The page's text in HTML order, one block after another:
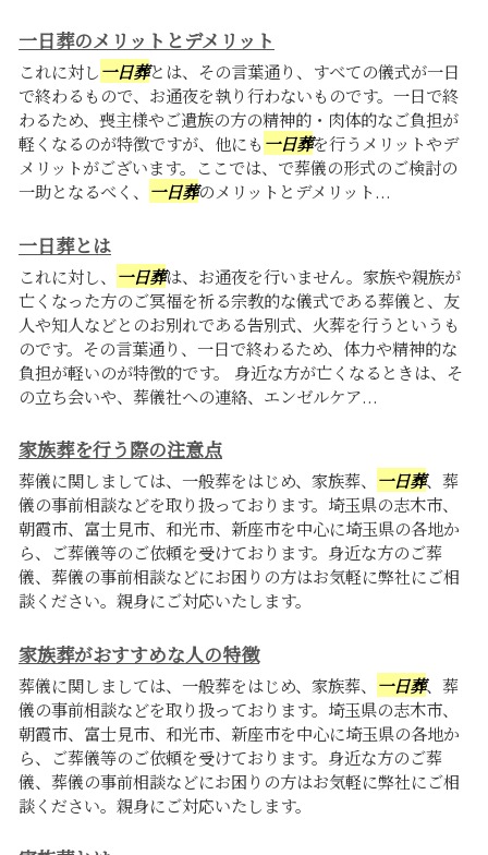
一日葬のメリットとデメリット
これに対し一日葬とは、その言葉通り、すべての儀式が一日
で終わるもので、お通夜を執り行わないものです。一日で終
わるため、喪主様やご遺族の方の精神的・肉体的なご負担が
軽くなるのが特徴ですが、他にも 一日葬を行うメリットやデ
メリットがございます。ここでは、で葬儀の形式のご検討の
一助となるべく、 一日葬のメリットとデメリット...
一日葬とは
これに対し、 一日葬は、お通夜を行いません。家族や親族が
亡くなった方のご冥福を祈る宗教的な儀式である葬儀と、友
人や知人などとのお別れである告別式、火葬を行うというも
のです。その言葉通り、一日で終わるため、体力や精神的な
負担が軽いのが特徴的です。 身近な方が亡くなるときは、そ
の立ち会いや、葬儀社への連絡、エンゼルケア...
家族葬を行う際の注意点
葬儀に関しましては、一般葬をはじめ、家族葬、 一日葬、葬
儀の事前相談などを取り扱っております。埼玉県の志木市、
朝霞市、富士見市、和光市、新座市を中心に埼玉県の各地か
ら、ご葬儀等のご依頼を受けております。身近な方のご葬
儀、葬儀の事前相談などにお困りの方はお気軽に弊社にご相
談ください。親身にご対応いたします。
家族葬がおすすめな人の特徴
葬儀に関しましては、一般葬をはじめ、家族葬、 一日葬、葬
儀の事前相談などを取り扱っております。埼玉県の志木市、
朝霞市、富士見市、和光市、新座市を中心に埼玉県の各地か
ら、ご葬儀等のご依頼を受けております。身近な方のご葬
儀、葬儀の事前相談などにお困りの方はお気軽に弊社にご相
談ください。親身にご対応いたします。